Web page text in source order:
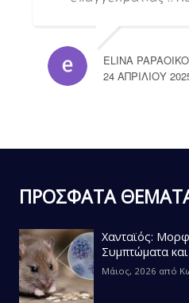
ELINA
24 ΑΠΡΙΛΊΟΥ
ΠΡΟΣΦΑΤΑ
Χανταϊός:
Συμπτώματα
Μάιος, 2026 από